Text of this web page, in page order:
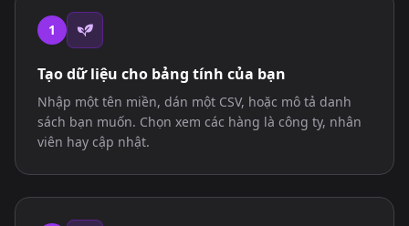
1
Tạo dữ liệu cho bảng tính của bạn
Nhập một tên miền, dán một CSV, hoặc mô tả danh
sách bạn muốn. Chọn xem các hàng là công ty, nhân
viên hay cập nhật.